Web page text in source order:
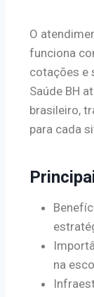
O
funciona
cotações e
Saúde BH
brasileiro,
para cada
na